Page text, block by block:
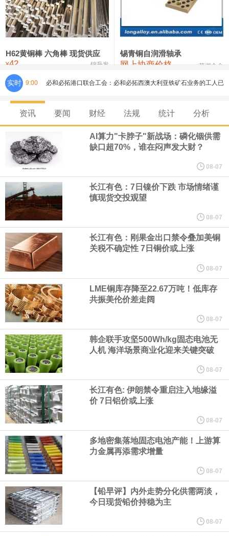
铸造铝合金锭(ZLD104) 24,300—24,500 24,400
压铸锌合金锭 26,500—26,700
氯化镍 38,300—40,300 39,300 0
H62黄铜棒 六角棒 现货供应
¥42 锦升发
锡青铜自润滑轴承
网上协商价格 芜湖合金
实时 9:00
研发费用金额分别为4,995.18万元、7,001.70万元、14,496.56万
核心技术和知识产权。截至2026年1月31日，公司拥有262项专利权
纽约期银日内涨4%，现报64.08美元/盎司。
经过多年研发创新和技术积累，公司逐步形成了包括一体化关节集
成技术、高紧凑度机器人身体集成技术、机器人激光雷达全自研核
心技术等多项已商业化应用的核心技术并已应用于公司的高性能通
用人形机器人、四足机器人等产品。
美国总统特朗普6日否认他对国防部长赫格塞思不满，称对赫格塞思
所做的工作“非常满意”。特朗普在社交媒体上发帖称，一些媒体有关
他与赫格塞思就弹药短缺问题发生冲突的报道是“完全没有根据的谣
言”，他对赫格塞思所做的工作“非常满意”。
纽约期银突破64美元/盎司，日内涨3.91%。
据报道，威刚近日在法说会上表示，在需求增加、价格走高及货源
资讯 要闻 财经 法规 统计 分析
AI算力"卡脖子"新战场：磷化铟供需
缺口超70%，谁在闷声发大财？
08-07
长江有色：7日镍价下跌 市场情绪谨
慎现货交投观望
08-07
长江有色：刚果金出口禁令叠加美铜
关税不确定性 7日铜价或上涨
08-07
LME铜库存降至22.67万吨！低库存
共振美伦价差走阔
08-07
韩企联手攻坚500Wh/kg固态电池无
人机 海洋场景商业化迎来关键突破
08-07
长江有色: 伊朗禁令重启注入地缘溢
价 7日铝价或上涨
08-07
多地密集落地固态电池产能！上游算
力金属再添需求增量
08-07
【铅早评】内外走势分化供需两淡，
今日现货铅价持稳为主
08-07